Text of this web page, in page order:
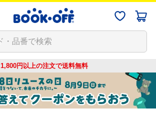
1,800円以上の注文で送料無料